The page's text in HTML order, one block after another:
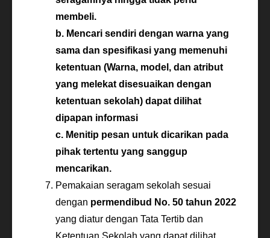
membeli.
b. Mencari sendiri dengan warna yang
sama dan spesifikasi yang memenuhi
ketentuan (Warna, model, dan atribut
yang melekat disesuaikan dengan
ketentuan sekolah) dapat dilihat
dipapan informasi
c. Menitip pesan untuk dicarikan pada
pihak tertentu yang sanggup
mencarikan.
Pemakaian seragam sekolah sesuai
dengan permendibud No. 50 tahun 2022
yang diatur dengan Tata Tertib dan